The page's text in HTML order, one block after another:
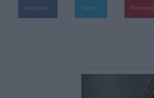
Facebook Twitter Pinterest